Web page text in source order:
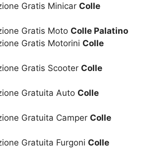
Gratis Minicar Colle
Gratis Moto Colle Palatino
Gratis Motorini Colle
Gratis Scooter Colle
Gratuita Auto Colle
Gratuita Camper Colle
Gratuita Furgoni Colle